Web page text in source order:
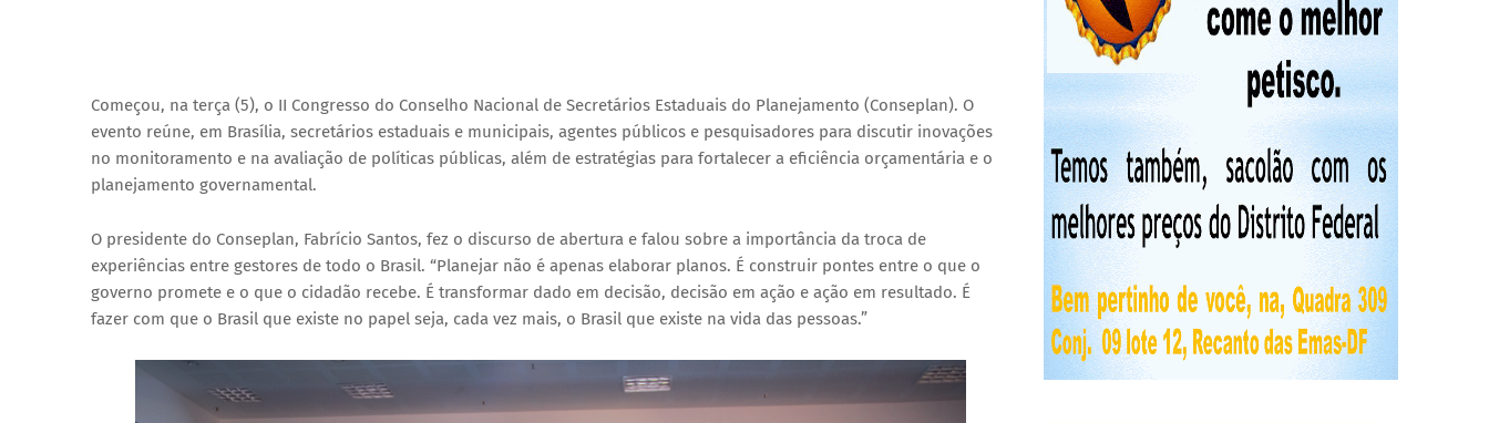
Começou, na terça (5), o II Congresso do Conselho Nacional de Secretários Estaduais do Planejamento (Conseplan). O
evento reúne, em Brasília, secretários estaduais e municipais, agentes públicos e pesquisadores para discutir inovações
no monitoramento e na avaliação de políticas públicas, além de estratégias para fortalecer a eficiência orçamentária e o
planejamento governamental.
O presidente do Conseplan, Fabrício Santos, fez o discurso de abertura e falou sobre a importância da troca de
experiências entre gestores de todo o Brasil. “Planejar não é apenas elaborar planos. É construir pontes entre o que o
governo promete e o que o cidadão recebe. É transformar dado em decisão, decisão em ação e ação em resultado. É
fazer com que o Brasil que existe no papel seja, cada vez mais, o Brasil que existe na vida das pessoas.”